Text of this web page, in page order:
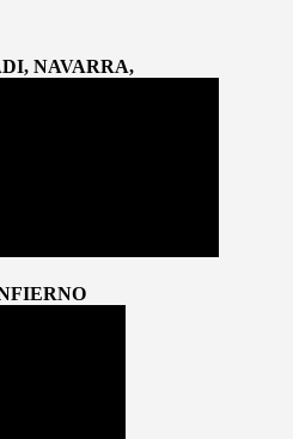
NAVARRA,